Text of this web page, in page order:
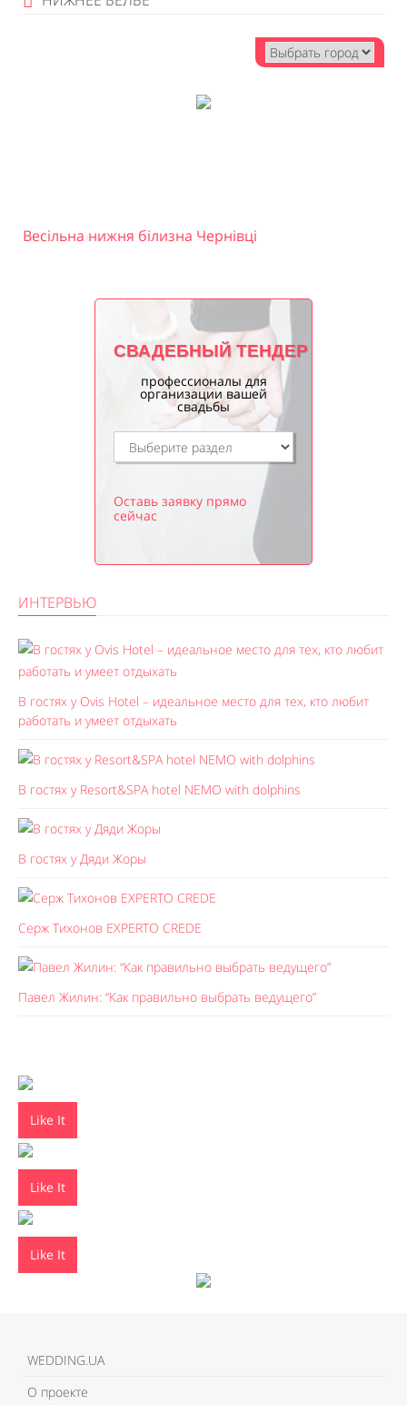
Весільна нижня білизна Чернівці
СВАДЕБНЫЙ ТЕНДЕР
профессионалы для
организации вашей
свадьбы
Оставь заявку прямо
сейчас
ИНТЕРВЬЮ
В гостях у Ovis Hotel – идеальное место для тех, кто любит
работать и умеет отдыхать
В гостях у Resort&SPA hotel NEMO with dolphins
В гостях у Дяди Жоры
Серж Тихонов EXPERTO CREDE
Павел Жилин: “Как правильно выбрать ведущего”
Like It
Like It
Like It
WEDDING.UA
О проекте